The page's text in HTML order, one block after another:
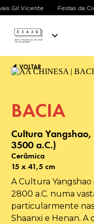
Gil Vicente Festas da
VOLTAR
BACIA
Cultura
3500 a.C.)
Cerâmica
15 x 41,5 cm
A Cultura
2800 a.C. numa
particularmente
Shaanxi e Henan. A